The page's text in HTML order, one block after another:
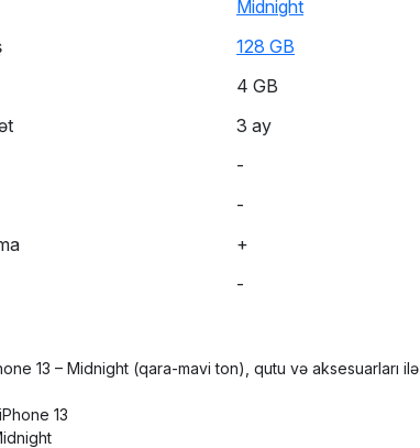
Midnight
128 GB
4 GB
3 ay
-
-
+
-
13 – Midnight (qara-mavi ton), qutu və aksesuarları ilə
13